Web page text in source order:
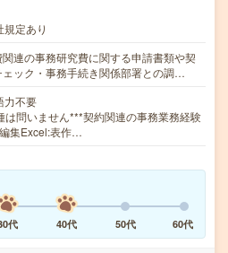
定あり
連の事務研究費に関する申請書類や契
ック・事務手続き関係部署との調…
力不要
は問いません***契約関連の事務業務経験
集Excel:表作…
代 40代 50代 60代